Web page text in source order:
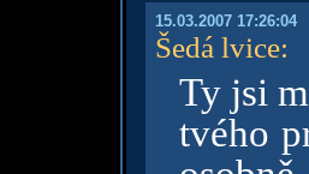
15.03.2007 17:26:04
Šedá lvice:
Ty jsi
tvého